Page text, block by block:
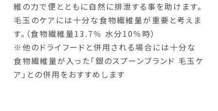
維の力で便とともに自然に排泄する事を助けます。
毛玉のケアには十分な食物繊維量が重要と考えま
す。（食物繊維量13.7％ 水分10％時）
※他のドライフードと併用される場合には十分な
食物繊維量が入った「銀のスプーンブランド 毛玉ケ
ア」との併用をおすすめします